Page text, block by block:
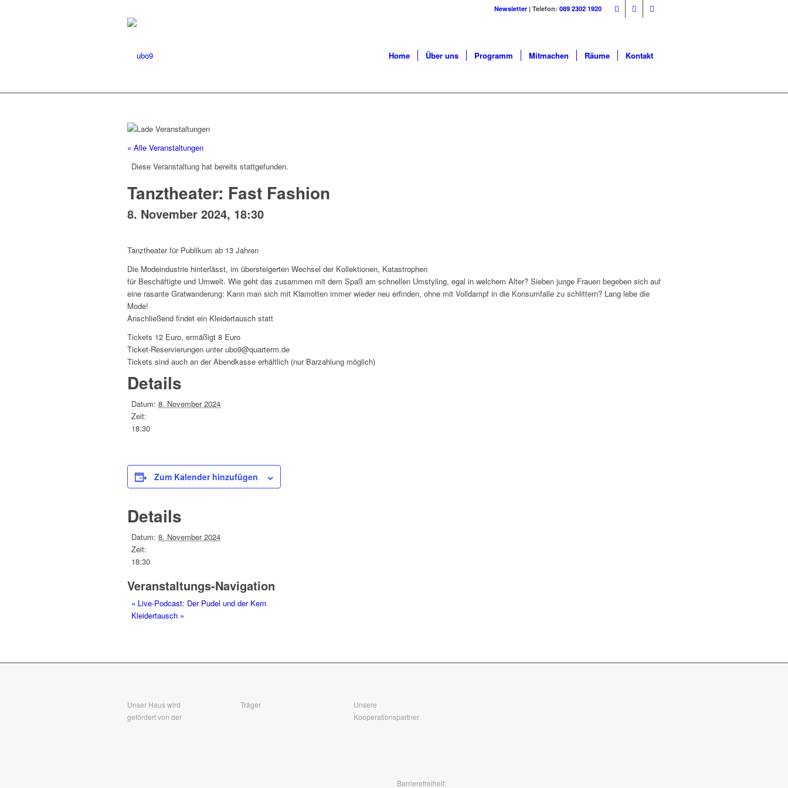
Newsletter | Telefon: 089 2302 1920
Home Über uns Programm Mitmachen Räume Kontakt
« Alle Veranstaltungen
Diese Veranstaltung hat bereits stattgefunden.
Tanztheater: Fast Fashion
8. November 2024, 18:30
Tanztheater für Publikum ab 13 Jahren
Die Modeindustrie hinterlässt, im übersteigerten Wechsel der Kollektionen, Katastrophen
für Beschäftigte und Umwelt. Wie geht das zusammen mit dem Spaß am schnellen Umstyling, egal in welchem Alter? Sieben junge Frauen begeben sich auf
eine rasante Gratwanderung: Kann man sich mit Klamotten immer wieder neu erfinden, ohne mit Volldampf in die Konsumfalle zu schlittern? Lang lebe die
Mode!
Anschließend findet ein Kleidertausch statt
Tickets 12 Euro, ermäßigt 8 Euro
Ticket-Reservierungen unter ubo9@quarterm.de
Tickets sind auch an der Abendkasse erhältlich (nur Barzahlung möglich)
Details
Datum: 8. November 2024
Zeit:
18:30
Zum Kalender hinzufügen
Details
Datum: 8. November 2024
Zeit:
18:30
Veranstaltungs-Navigation
« Live-Podcast: Der Pudel und der Kern
Kleidertausch »
Unser Haus wird
gefördert von der
Träger
Unsere
Kooperationspartner
Barrierefreiheit: